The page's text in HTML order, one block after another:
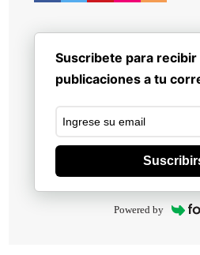
Suscribete para recibir
publicaciones a tu
Powered by